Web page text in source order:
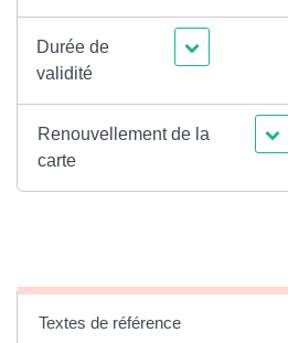
Durée de
validité
Renouvellement de la
carte
Textes de référence